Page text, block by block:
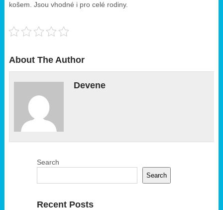
košem. Jsou vhodné i pro celé rodiny.
About The Author
Devene
Search
Search
Recent Posts